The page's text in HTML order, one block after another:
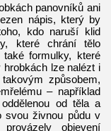
panovníků ani
nápis, který by
kdo naruší klid
které chrání tělo
formulky, které
lze nalézt i
způsobem,
– například
od těla a
svou živnou půdu v
objevení